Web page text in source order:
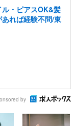
・ピアスOK&髪
れば経験不問/東
by